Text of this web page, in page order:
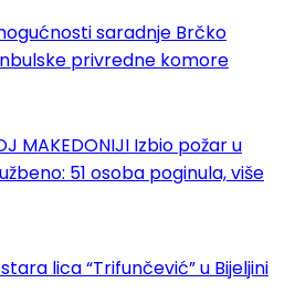
saradnje Brčko
privredne komore
MAKEDONIJI Izbio požar u
51 osoba poginula, više
lica “Trifunčević” u Bijeljini